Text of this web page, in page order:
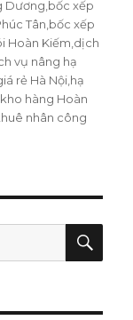
Dương bốc xếp
Tân bốc xếp
Hoàn Kiếm dịch
vụ nâng hạ
rẻ Hà Nội hạ
hàng Hoàn
nhân công
TÌM